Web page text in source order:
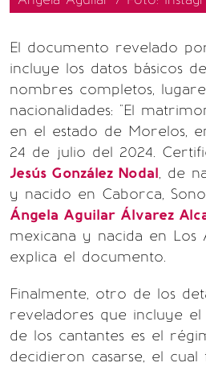
El documento revelado
incluye los datos básicos
nombres completos,
nacionalidades: "El
en el estado de Morelos,
24 de julio del 2024.
Jesús González Nodal, de
y nacido en Caborca,
Ángela Aguilar Álvarez
mexicana y nacida en Los
explica el documento.
Finalmente, otro de los
reveladores que incluye
de los cantantes es el
decidieron casarse, el cual